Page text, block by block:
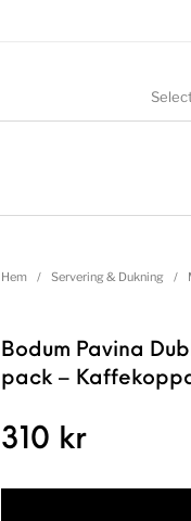
Hem / Servering & Dukning /
Bodum Pavina
pack –
310 kr